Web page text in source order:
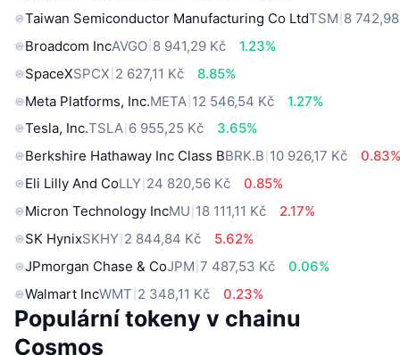
Taiwan Semiconductor Manufacturing Co LtdTSM 8
Broadcom IncAVGO 8 941,29 Kč
1.23%
SpaceXSPCX 2 627,11 Kč
8.85%
Meta Platforms, Inc.META 12 546,54 Kč
1.27%
Tesla, Inc.TSLA 6 955,25 Kč
3.65%
Berkshire Hathaway Inc Class BBRK.B 10 926,17 Kč
Eli Lilly And CoLLY 24 820,56 Kč
0.85%
Micron Technology IncMU 18 111,11 Kč
2.17%
SK HynixSKHY 2 844,84 Kč
5.62%
JPmorgan Chase & CoJPM 7 487,53 Kč
0.06%
Walmart IncWMT 2 348,11 Kč 0.23%
Populární tokeny v chainu
Cosmos